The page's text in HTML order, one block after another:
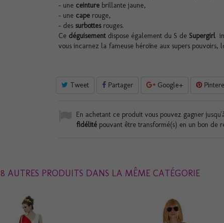
- une ceinture brillante jaune,
- une cape rouge,
- des surbottes rouges.
Ce déguisement dispose également du S de Supergirl
vous incarnez la fameuse héroïne aux supers pouvoirs,
Tweet Partager Google+
En achetant ce produit vous pouvez gagner
fidélitépouvant être transformé(s) en un bon de
8 AUTRES PRODUITS DANS LA MÊME CATÉGORIE